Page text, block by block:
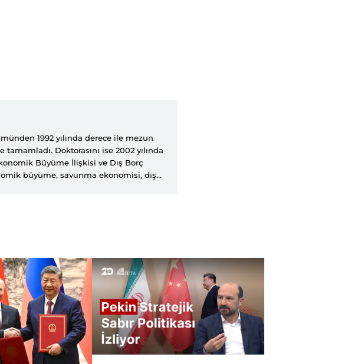
1992 yılında derece ile mezun
Doktorasını ise 2002 yılında
Büyüme İlişkisi ve Dış Borç
büyüme, savunma ekonomisi, dış